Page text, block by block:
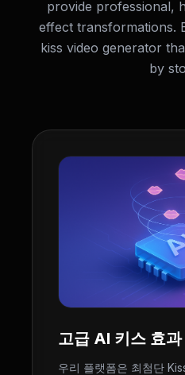
provide professional,
effect transformations.
kiss video generator
by
고급 AI 키스 효과
우리 플랫폼은 최첨단